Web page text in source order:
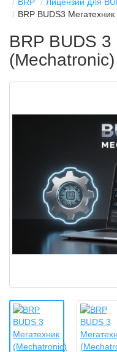
BRP BUDS3
BRP BUDS 3